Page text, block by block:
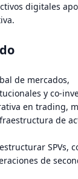
digitales
de mercados,
y co-
en trading,
de
SPVs,
de